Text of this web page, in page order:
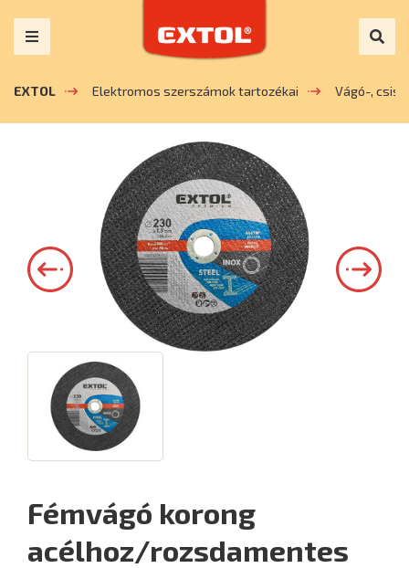
EXTOL Elektromos szerszámok tartozékai Vágó-,
Fémvágó korong
acélhoz/rozsdamentes